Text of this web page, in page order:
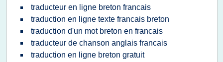
traducteur en ligne breton francais
traduction en ligne texte francais breton
traduction d'un mot breton en francais
traducteur de chanson anglais francais
traduction en ligne breton gratuit